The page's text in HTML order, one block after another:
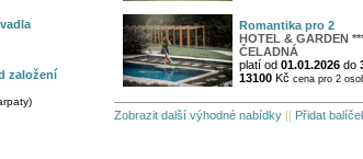
založení
Romantika pro 2
HOTEL & GARDEN
ČELADNÁ
platí od 01.01.2026do
13100Kč cena pro 2
Zobrazit další výhodné nabídky|| Přidat